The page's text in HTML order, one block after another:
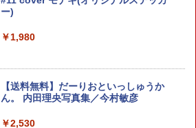
月刊少女野崎くん（18） （ガンガンコミ
ックスONLINE） [ 椿いづみ ]
￥770
ザ・ファブル The third secret
（5） 【電子書籍】[ 南勝久 ]
￥792
桜蘭高校ホスト部(クラブ) 1 （花とゆめ
コミックス） [ 葉鳥ビスコ ]
￥594
ー)
￥1,980
【送料無料】だーりおといっしゅうか
ん。 内田理央写真集／今村敏彦
￥2,530